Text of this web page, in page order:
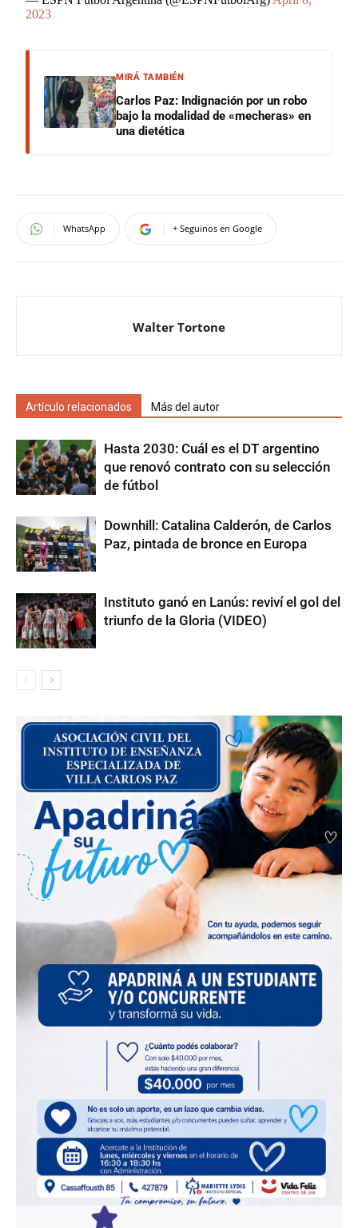
2023
MIRÁ TAMBIÉN
Carlos Paz: Indignación por un robo
bajo la modalidad de «mecheras» en
una dietética
WhatsApp + Seguinos en Google
Walter Tortone
Artículo relacionados Más del autor
Hasta 2030: Cuál es el DT argentino
que renovó contrato con su selección
de fútbol
Downhill: Catalina Calderón, de Carlos
Paz, pintada de bronce en Europa
Instituto ganó en Lanús: reviví el gol del
triunfo de la Gloria (VIDEO)